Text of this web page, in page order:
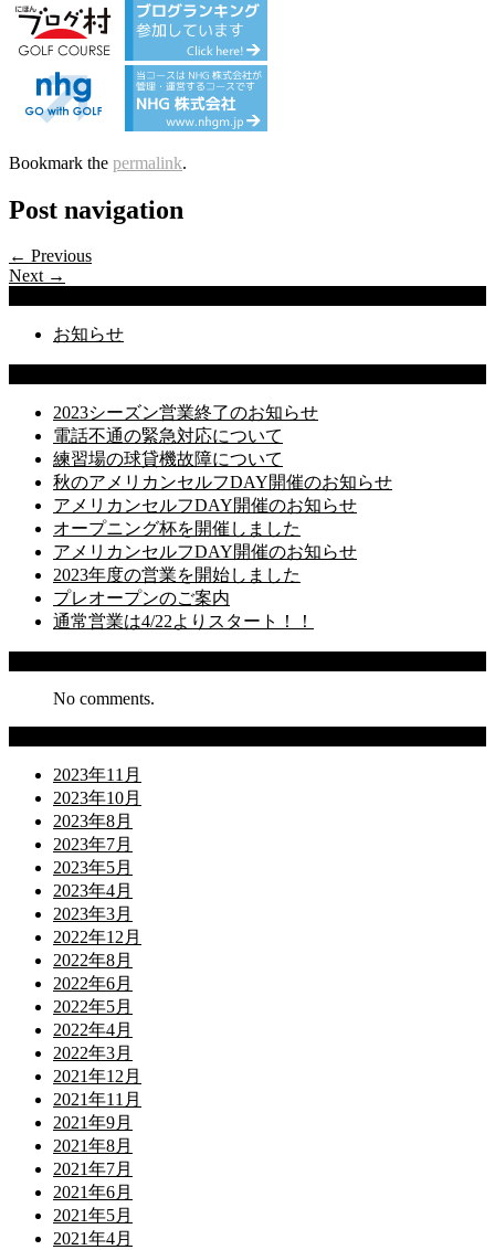
Bookmark the permalink.
Post navigation
← Previous
Next →
お知らせ
2023シーズン営業終了のお知らせ
電話不通の緊急対応について
練習場の球貸機故障について
秋のアメリカンセルフDAY開催のお知らせ
アメリカンセルフDAY開催のお知らせ
オープニング杯を開催しました
アメリカンセルフDAY開催のお知らせ
2023年度の営業を開始しました
プレオープンのご案内
通常営業は4/22よりスタート！！
No comments.
2023年11月
2023年10月
2023年8月
2023年7月
2023年5月
2023年4月
2023年3月
2022年12月
2022年8月
2022年6月
2022年5月
2022年4月
2022年3月
2021年12月
2021年11月
2021年9月
2021年8月
2021年7月
2021年6月
2021年5月
2021年4月